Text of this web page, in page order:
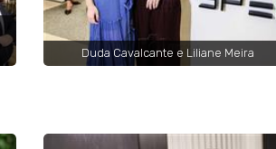
Duda Cavalcante e Liliane Meira